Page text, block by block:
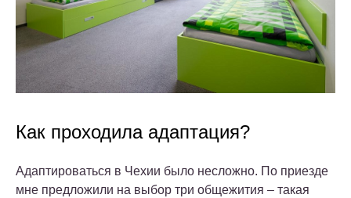
Как проходила адаптация?
Адаптироваться в Чехии было несложно. По приезде
мне предложили на выбор три общежития – такая